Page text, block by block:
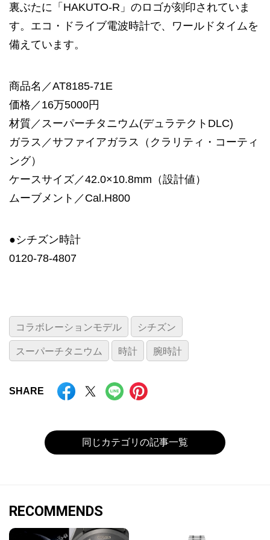
裏ぶたに「HAKUTO-R」のロゴが刻印されていま
す。エコ・ドライブ電波時計で、ワールドタイムを
備えています。
商品名／AT8185-71E
価格／16万5000円
材質／スーパーチタニウム(デュラテクトDLC)
ガラス／サファイアガラス（クラリティ・コーティ
ング）
ケースサイズ／42.0×10.8mm（設計値）
ムーブメント／Cal.H800
●シチズン時計
0120-78-4807
コラボレーションモデル シチズン
スーパーチタニウム 時計 腕時計
SHARE
同じカテゴリの記事一覧
RECOMMENDS